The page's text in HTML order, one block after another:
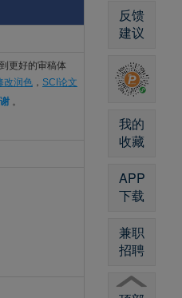
更好的审稿体
改润色 ， SCI论文
。
反馈
建议
我的
收藏
APP
下载
兼职
招聘